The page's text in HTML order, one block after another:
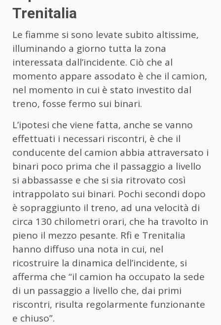
Trenitalia
Le fiamme si sono levate subito altissime,
illuminando a giorno tutta la zona
interessata dall’incidente. Ciò che al
momento appare assodato è che il camion,
nel momento in cui è stato investito dal
treno, fosse fermo sui binari.
L’ipotesi che viene fatta, anche se vanno
effettuati i necessari riscontri, è che il
conducente del camion abbia attraversato i
binari poco prima che il passaggio a livello
si abbassasse e che si sia ritrovato così
intrappolato sui binari. Pochi secondi dopo
è sopraggiunto il treno, ad una velocità di
circa 130 chilometri orari, che ha travolto in
pieno il mezzo pesante. Rfi e Trenitalia
hanno diffuso una nota in cui, nel
ricostruire la dinamica dell’incidente, si
afferma che “il camion ha occupato la sede
di un passaggio a livello che, dai primi
riscontri, risulta regolarmente funzionante
e chiuso”.